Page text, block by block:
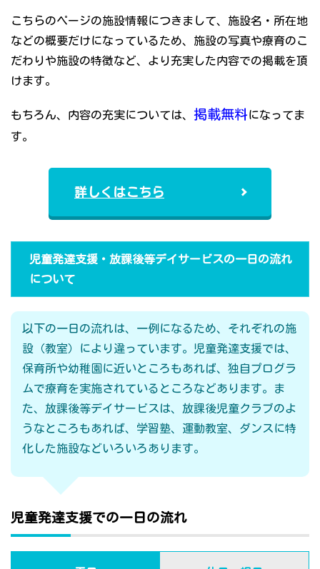
こちらのページの施設情報につきまして、施設名・所在地
などの概要だけになっているため、施設の写真や療育のこ
だわりや施設の特徴など、より充実した内容での掲載を頂
けます。
もちろん、内容の充実については、 掲載無料になってま
す。
詳しくはこちら
児童発達支援・放課後等デイサービスの一日の流れ
について
以下の一日の流れは、一例になるため、それぞれの施
設（教室）により違っています。児童発達支援では、
保育所や幼稚園に近いところもあれば、独自プログラ
ムで療育を実施されているところなどあります。ま
た、放課後等デイサービスは、放課後児童クラブのよ
うなところもあれば、学習塾、運動教室、ダンスに特
化した施設などいろいろあります。
児童発達支援での一日の流れ